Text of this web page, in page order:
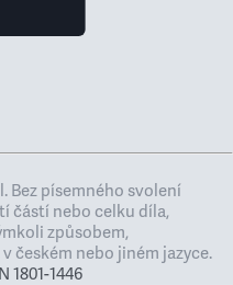
Bez písemného svolení
částí nebo celku díla,
způsobem,
českém nebo jiném jazyce.
1801-1446